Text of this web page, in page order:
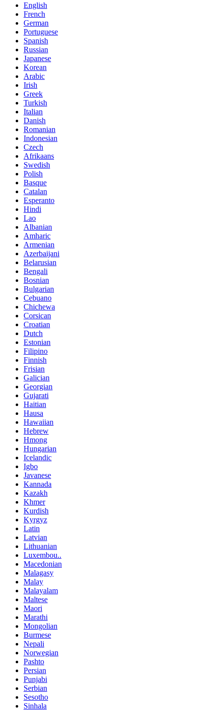
English
French
German
Portuguese
Spanish
Russian
Japanese
Korean
Arabic
Irish
Greek
Turkish
Italian
Danish
Romanian
Indonesian
Czech
Afrikaans
Swedish
Polish
Basque
Catalan
Esperanto
Hindi
Lao
Albanian
Amharic
Armenian
Azerbaijani
Belarusian
Bengali
Bosnian
Bulgarian
Cebuano
Chichewa
Corsican
Croatian
Dutch
Estonian
Filipino
Finnish
Frisian
Galician
Georgian
Gujarati
Haitian
Hausa
Hawaiian
Hebrew
Hmong
Hungarian
Icelandic
Igbo
Javanese
Kannada
Kazakh
Khmer
Kurdish
Kyrgyz
Latin
Latvian
Lithuanian
Luxembou..
Macedonian
Malagasy
Malay
Malayalam
Maltese
Maori
Marathi
Mongolian
Burmese
Nepali
Norwegian
Pashto
Persian
Punjabi
Serbian
Sesotho
Sinhala